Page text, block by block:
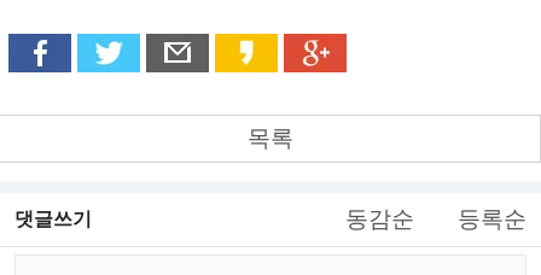
목록
댓글쓰기 동감순 등록순